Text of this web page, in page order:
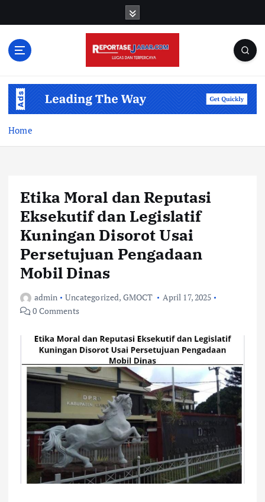
Home
Etika Moral dan Reputasi
Eksekutif dan Legislatif
Kuningan Disorot Usai
Persetujuan Pengadaan
Mobil Dinas
admin Uncategorized, GMOCT
April 17, 2025
0 Comments